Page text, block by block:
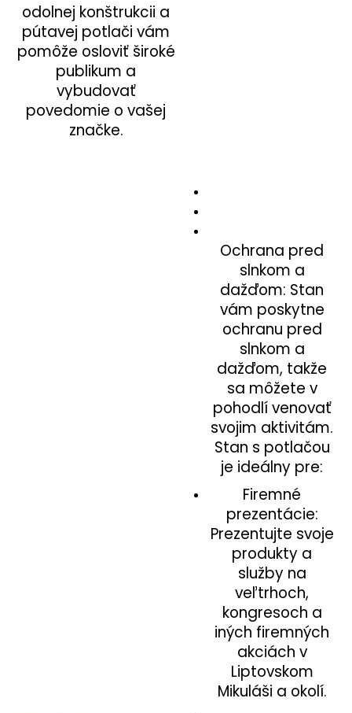
odolnej konštrukcii a
pútavej potlači vám
pomôže osloviť široké
publikum a
vybudovať
povedomie o vašej
značke.
Ochrana pred
slnkom a
dažďom: Stan
vám poskytne
ochranu pred
slnkom a
dažďom, takže
sa môžete v
pohodlí venovať
svojim aktivitám.
Stan s potlačou
je ideálny pre:
Firemné
prezentácie:
Prezentujte svoje
produkty a
služby na
veľtrhoch,
kongresoch a
iných firemných
akciách v
Liptovskom
Mikuláši a okolí.
HĽADAŤ